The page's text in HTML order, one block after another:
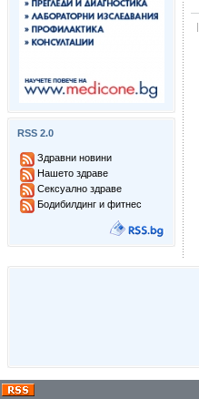
RSS 2.0
Здравни новини
Нашето здраве
Сексуално здраве
Бодибилдинг и фитнес
|